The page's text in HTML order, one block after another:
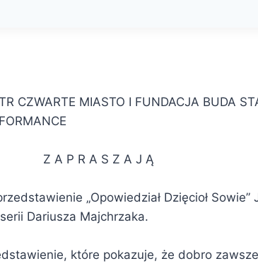
CZWARTE MIASTO I FUNDACJA BUDA
P R A S Z A J Ą
„Opowiedział Dzięcioł Sowie”
Dariusza Majchrzaka.
które pokazuje, że dobro zawsze